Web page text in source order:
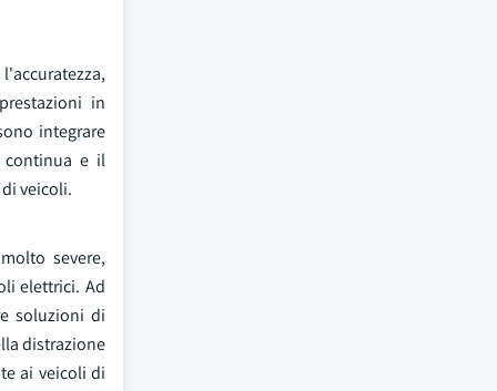
in
integrare
continua e il
veicoli.
severe,
elettrici. Ad
soluzioni di
distrazione
ai veicoli di